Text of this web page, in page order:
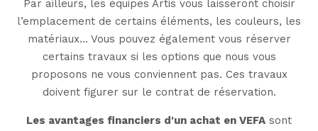
Par ailleurs, les équipes Artis vous laisseront choisir
l’emplacement de certains éléments, les couleurs, les
matériaux… Vous pouvez également vous réserver
certains travaux si les options que nous vous
proposons ne vous conviennent pas. Ces travaux
doivent figurer sur le contrat de réservation.
Les avantages financiers d'un achat en VEFA sont